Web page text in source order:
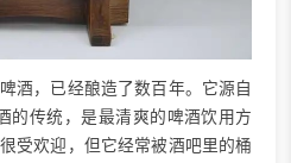
酒，已经酿造了数百年。它源自
的传统，是最清爽的啤酒饮用方
受欢迎，但它经常被酒吧里的桶